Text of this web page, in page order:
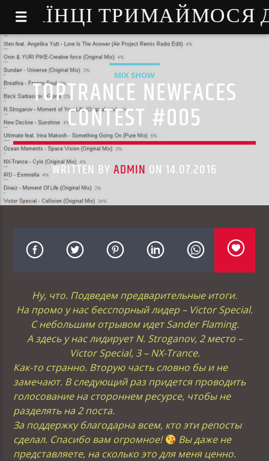
- УКРАЇНЦІ
MIX SHOW
TOPTRANCE NEWFACES
CONTEST #005
WRITTEN BYADMIN ON 14.07.2016
Ну, что. Подведем предварительные итоги.
На промо у нас бесспорный лидер – Victor Special.
C небольшим отрывом идет Sander Flaming.
А здесь у нас лидирует N. Stroganov, 2 место –
Victor Special, 3 – NX-Trance.
Как-то странно. Вторую часть словно бы и не
замечают. В следующий раз придется проводить
голосование на стороннем ресурсе, чтобы не
разделять на 2 поста.
За поддержку благодарна всем, кто эти репосты
сделал. Спасибо вам огромное!
Вы даже не
представляете, на сколько это для меня ценно.